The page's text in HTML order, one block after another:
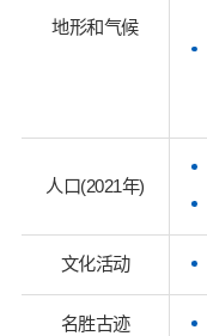
地形和气候
人口(2021年)
文化活动
名胜古迹